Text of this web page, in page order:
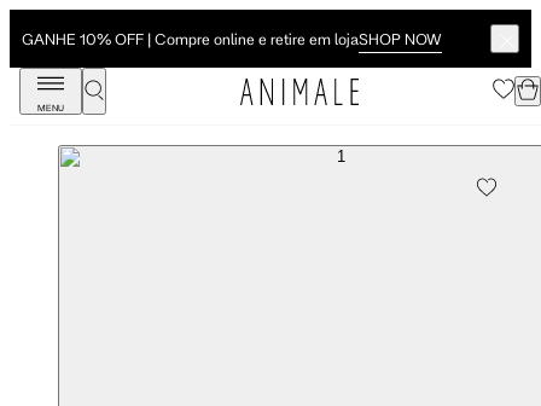
GANHE 10% OFF | Compre online e retire em lojaSHOP NOW
MENU